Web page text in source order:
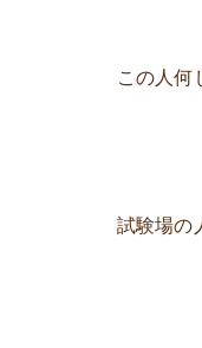
この人
試験場の